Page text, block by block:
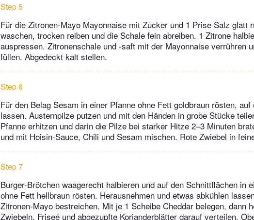
Step 5
Für die Zitronen-Mayo Mayonnaise mit Zucker und 1 Prise Salz glatt
waschen, trocken reiben und die Schale fein abreiben. 1 Zitrone
auspressen. Zitronenschale und -saft mit der Mayonnaise verrühren
füllen. Abgedeckt kalt stellen.
Step 6
Für den Belag Sesam in einer Pfanne ohne Fett goldbraun rösten,
lassen. Austernpilze putzen und mit den Händen in grobe Stücke
Pfanne erhitzen und darin die Pilze bei starker Hitze 2–3 Minuten
und mit Hoisin-Sauce, Chili und Sesam mischen. Rote Zwiebel in
Step 7
Burger-Brötchen waagerecht halbieren und auf den Schnittflächen in
ohne Fett hellbraun rösten. Herausnehmen und etwas abkühlen
Zitronen-Mayo bestreichen. Mit je 1 Scheibe Cheddar belegen, dann
Zwiebeln, Friseé und abgezupfte Korianderblätter darauf verteilen.